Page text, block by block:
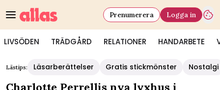
LIVSÖDEN TRÄDGÅRD RELATIONER HANDARBETE
Prenumerera Logga in
Lästips: Läsarberättelser Gratis stickmönster Nostalgi
Charlotte Perrellis nya lyxhus i